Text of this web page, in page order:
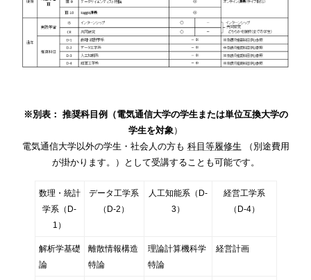
※別表： 推奨科目例（電気通信大学の学生または単位互換大学の
学生を対象 ）
電気通信大学以外の学生・社会人の方も 科目等履修生 （別途費用
が掛かります。）として受講することも可能です。
数理・統計
学系（D-
1）
データ工学系
（D-2）
人工知能系（D-
3）
経営工学系
（D-4）
解析学基礎
論
離散情報構造
特論
理論計算機科学
特論
経営計画